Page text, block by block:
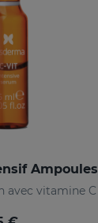
Ampoules
avec vitamine C